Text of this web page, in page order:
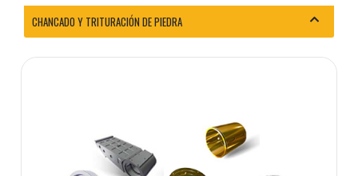
CHANCADO Y TRITURACIÓN DE PIEDRA